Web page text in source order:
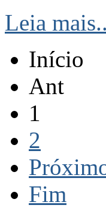
Leia
Início
Ant
1
2
Fim